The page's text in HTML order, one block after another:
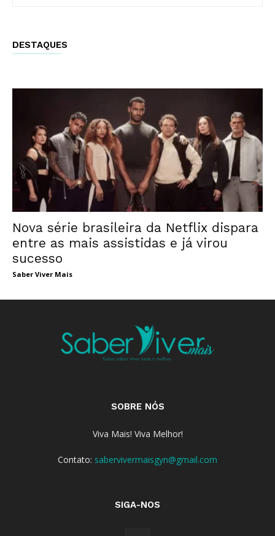
DESTAQUES
Nova série brasileira da Netflix dispara
entre as mais assistidas e já virou
sucesso
Saber Viver Mais
SOBRE NÓS
Viva Mais! Viva Melhor!
Contato: sabervivermaisgyn@gmail.com
SIGA-NOS